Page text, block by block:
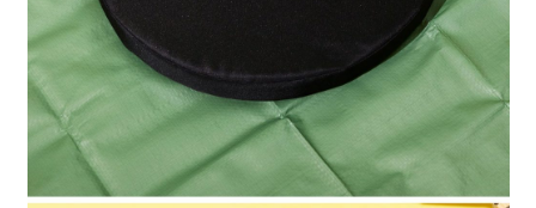
權轉讓予恩沛科技股份有限公司。
２．關於個人資料處理事宜，請瀏覽以下網址：
https://aftee.tw/terms/#terms3
３．未成年的使用者請事先徵得法定代理人或監護人之同意方可使用
「AFTEE先享後付」，若未經同意申辦者引起之損失，本公司不負相關責
任。
４．使用「AFTEE先享後付」時，將依據個別帳號之用戶狀況，依本公司即
時審查核予不同之上限額度；若仍有額度不足之情形，本公司將視審查結果
請求用戶進行身份認證。
５．嚴禁一人註冊多個帳號或使用他人資訊註冊。若發現惡意使用之情形，
恩沛科技股份有限公司將有權停止該用戶之使用額度並採取法律行動。